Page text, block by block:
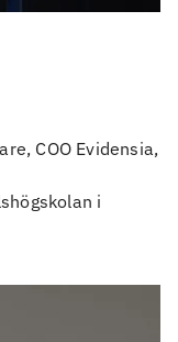
COO Evidensia,
i